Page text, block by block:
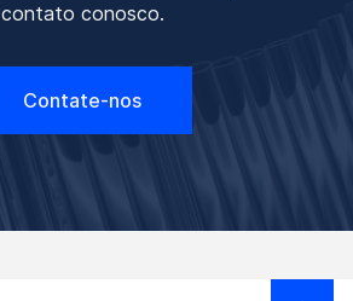
contato conosco.
Contate-nos